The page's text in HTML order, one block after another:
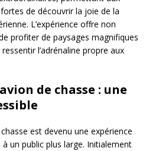
de découvrir la joie de la
L’expérience offre non
profiter de paysages magnifiques
l’adrénaline propre aux
de chasse : une
est devenu une expérience
un public plus large. Initialement